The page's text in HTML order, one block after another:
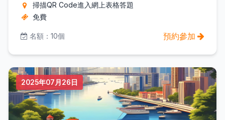
Code進入網上表格答題 2️⃣ 或點擊連結直接參與：
https://forms.gle/1AsWnLV4L1eK438m7 答中問
題並被抽中的幸運會員，將有機會獲得豐富獎品！
中，歡迎大家踴躍參與！ 如有查詢，可致電 2832
9181 工會秘書處 或whatsapp查詢
掃描QR Code進入網上表格答題
免費
名額：10個 預約參加
2025年07月26日